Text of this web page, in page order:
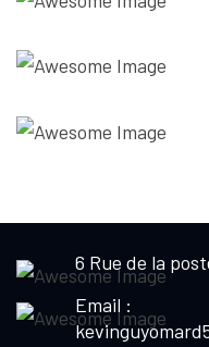
6 Rue de la
Email :